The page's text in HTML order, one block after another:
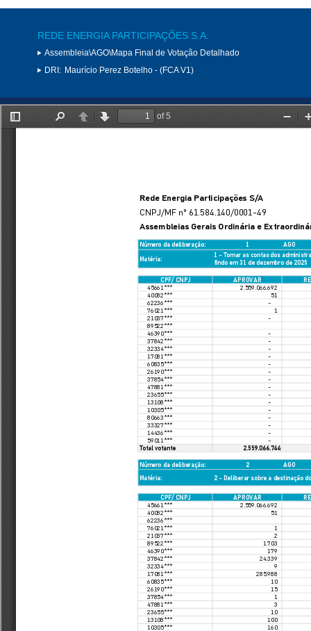
REDE ENERGIA PARTICIPAÇÕES S.A.
Assembleia\AGO\Mapa Final de Votação Detalhado
DRI: Maurício Perez Botelho - (FCA V1)